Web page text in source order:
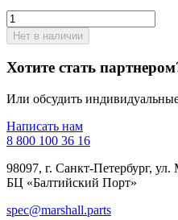
Нет в наличии
Хотите стать
Или обсудить
Написать нам
8 800 100 36 16
98097, г. Санкт-Петербург,
БЦ «Балтийский Порт»
spec@marshall.parts